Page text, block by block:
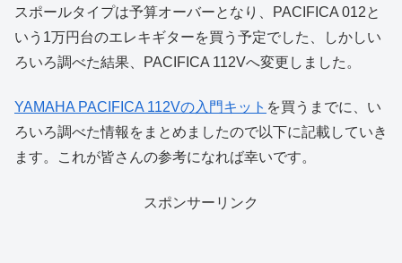
スポールタイプは予算オーバーとなり、PACIFICA 012と
いう1万円台のエレキギターを買う予定でした、しかしい
ろいろ調べた結果、PACIFICA 112Vへ変更しました。
YAMAHA PACIFICA 112Vの入門キット を買うまでに、い
ろいろ調べた情報をまとめましたので以下に記載していき
ます。これが皆さんの参考になれば幸いです。
スポンサーリンク